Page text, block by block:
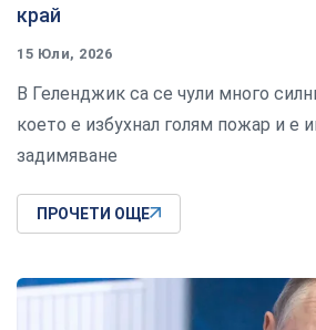
край
15 Юли, 2026
В Геленджик са се чули много
което е избухнал голям пожар и е
задимяване
ПРОЧЕТИ ОЩЕ